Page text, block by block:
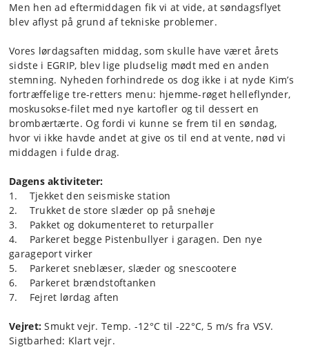
Men hen ad eftermiddagen fik vi at vide, at søndagsflyet
blev aflyst på grund af tekniske problemer.
Vores lørdagsaften middag, som skulle have været årets
sidste i EGRIP, blev lige pludselig mødt med en anden
stemning. Nyheden forhindrede os dog ikke i at nyde Kim’s
fortræffelige tre-retters menu: hjemme-røget helleflynder,
moskusokse-filet med nye kartofler og til dessert en
brombærtærte. Og fordi vi kunne se frem til en søndag,
hvor vi ikke havde andet at give os til end at vente, nød vi
middagen i fulde drag.
Dagens aktiviteter:
1. Tjekket den seismiske station
2. Trukket de store slæder op på snehøje
3. Pakket og dokumenteret to returpaller
4. Parkeret begge Pistenbullyer i garagen. Den nye
garageport virker
5. Parkeret sneblæser, slæder og snescootere
6. Parkeret brændstoftanken
7. Fejret lørdag aften
Vejret: Smukt vejr. Temp. -12°C til -22°C, 5 m/s fra VSV.
Sigtbarhed: Klart vejr.